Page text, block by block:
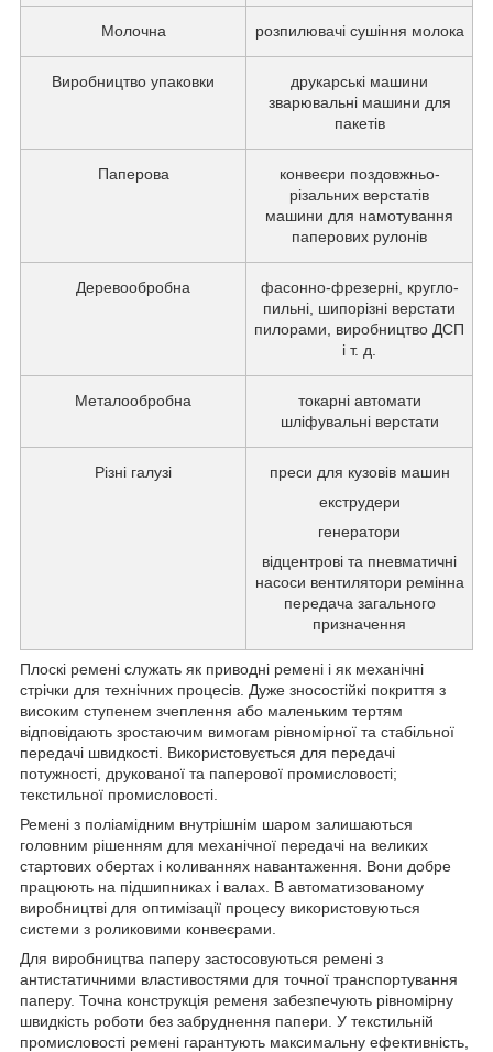
Молочна розпилювачі сушіння молока
Виробництво упаковки
друкарські машини
зварювальні машини для
пакетів
Паперова
конвеєри поздовжньо-
різальних верстатів
машини для намотування
паперових рулонів
Деревообробна
фасонно-фрезерні, кругло-
пильні, шипорізні верстати
пилорами, виробництво ДСП
і т. д.
Металообробна
токарні автомати
шліфувальні верстати
Різні галузі
преси для кузовів машин
екструдери
генератори
відцентрові та пневматичні
насоси вентилятори ремінна
передача загального
призначення
Плоскі ремені служать як приводні ремені і як механічні
стрічки для технічних процесів. Дуже зносостійкі покриття з
високим ступенем зчеплення або маленьким тертям
відповідають зростаючим вимогам рівномірної та стабільної
передачі швидкості. Використовується для передачі
потужності, друкованої та паперової промисловості;
текстильної промисловості.
Ремені з поліамідним внутрішнім шаром залишаються
головним рішенням для механічної передачі на великих
стартових обертах і коливаннях навантаження. Вони добре
працюють на підшипниках і валах. В автоматизованому
виробництві для оптимізації процесу використовуються
системи з роликовими конвеєрами.
Для виробництва паперу застосовуються ремені з
антистатичними властивостями для точної транспортування
паперу. Точна конструкція ременя забезпечують рівномірну
швидкість роботи без забруднення папери. У текстильній
промисловості ремені гарантують максимальну ефективність,